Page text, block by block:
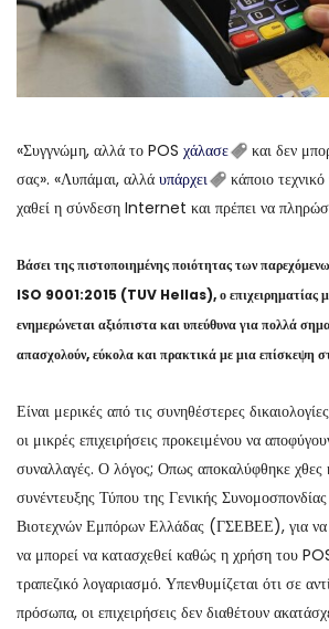
«Συγγνώμη, αλλά το POS χάλασε
και δεν
σας». «Λυπάμαι, αλλά υπάρχει
κάποιο
χαθεί η σύνδεση Internet και πρέπει να
Βάσει της πιστοποιημένης ποιότητας των
ISO 9001:2015 (TUV Hellas), ο επιχειρηματίας
ενημερώνεται αξιόπιστα και υπεύθυνα για πολλά
απασχολούν, εύκολα και πρακτικά με μια επίσκεψη
Είναι μερικές από τις συνηθέστερες
οι μικρές επιχειρήσεις προκειμένου να
συναλλαγές. Ο λόγος; Οπως αποκαλύφθηκε χθες
συνέντευξης Τύπου της Γενικής
Βιοτεχνών Εμπόρων Ελλάδας (ΓΣΕΒΕΕ), για να
να μπορεί να κατασχεθεί καθώς η χρήση του
τραπεζικό λογαριασμό. Υπενθυμίζεται ότι σε
πρόσωπα, οι επιχειρήσεις δεν διαθέτουν